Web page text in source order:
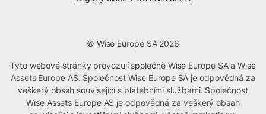
© Wise Europe SA 2026
Tyto webové stránky provozují společně Wise Europe SA a Wise
Assets Europe AS. Společnost Wise Europe SA je odpovědná za
veškerý obsah související s platebními službami. Společnost
Wise Assets Europe AS je odpovědná za veškerý obsah